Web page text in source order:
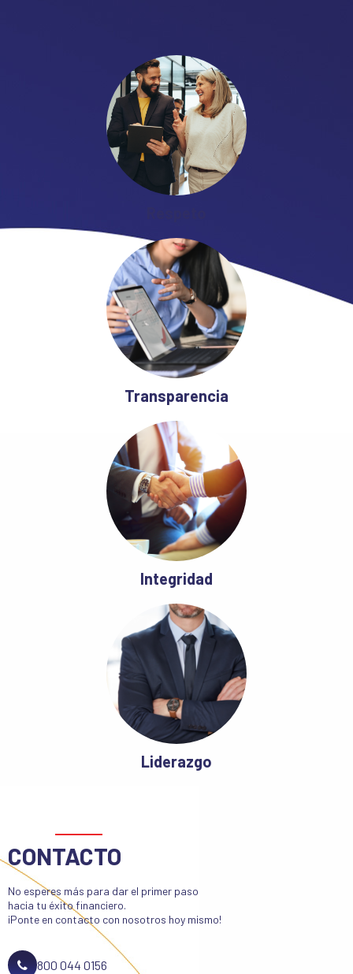
Transparencia
Integridad
Liderazgo
CONTACTO
No esperes más para dar el primer paso
hacia tu éxito financiero.
¡Ponte en contacto con nosotros hoy mismo!
800 044 0156